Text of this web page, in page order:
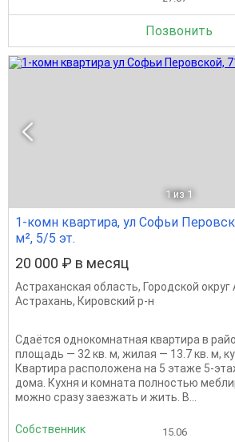
Позвонить
1 из 1
1-комн квартира, ул Софьи
м², 5/5 эт.
20 000 ₽ в месяц
Астраханская область, Городской
Астрахань, Кировский р-н
Сдаётся однокомнатная квартира в
площадь — 32 кв. м, жилая — 13.7 кв. м,
Квартира расположена на 5 этаже 5-
дома. Кухня и комната полностью
можно сразу заезжать и жить. В...
Собственник 15.06